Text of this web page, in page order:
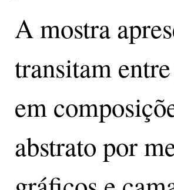
A mostra
transitam
em
abstrato por